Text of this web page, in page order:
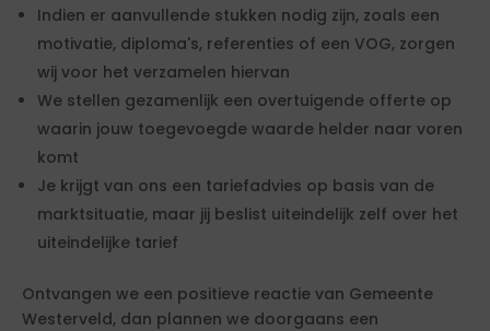
Indien er aanvullende stukken nodig zijn, zoals een
motivatie, diploma's, referenties of een VOG, zorgen
wij voor het verzamelen hiervan
We stellen gezamenlijk een overtuigende offerte op
waarin jouw toegevoegde waarde helder naar voren
komt
Je krijgt van ons een tariefadvies op basis van de
marktsituatie, maar jij beslist uiteindelijk zelf over het
uiteindelijke tarief
Ontvangen we een positieve reactie van Gemeente
Westerveld, dan plannen we doorgaans een